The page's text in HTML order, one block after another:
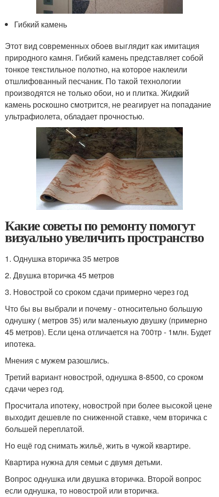
Гибкий камень
Этот вид современных обоев выглядит как имитация
природного камня. Гибкий камень представляет собой
тонкое текстильное полотно, на которое наклеили
отшлифованный песчаник. По такой технологии
производятся не только обои, но и плитка. Жидкий
камень роскошно смотрится, не реагирует на попадание
ультрафиолета, обладает прочностью.
Какие советы по ремонту помогут
визуально увеличить пространство
1. Однушка вторичка 35 метров
2. Двушка вторичка 45 метров
3. Новострой со сроком сдачи примерно через год
Что бы вы выбрали и почему - относительно большую
однушку ( метров 35) или маленькую двушку (примерно
45 метров). Если цена отличается на 700тр - 1млн. Будет
ипотека.
Мнения с мужем разошлись.
Третий вариант новострой, однушка 8-8500, со сроком
сдачи через год.
Просчитала ипотеку, новострой при более высокой цене
выходит дешевле по сниженной ставке, чем вторичка с
большей переплатой.
Но ещё год снимать жильё, жить в чужой квартире.
Квартира нужна для семьи с двумя детьми.
Вопрос однушка или двушка вторичка. Второй вопрос
если однушка, то новострой или вторичка.